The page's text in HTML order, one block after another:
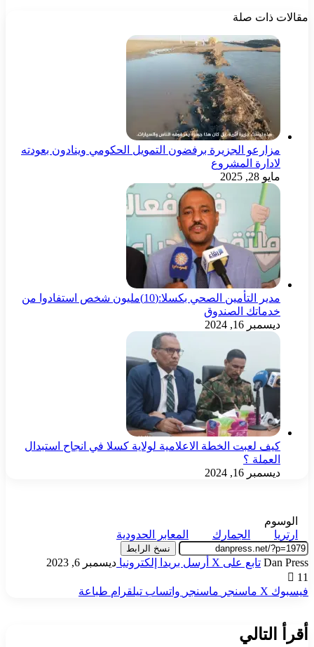
مقالات ذات صلة
مزارعو الجزيرة برفضون التمويل الحكومي وينادون بعودته
لادارة المشروع
مايو 28, 2025
مدير التأمين الصحي بكسلا:(10)مليون شخص استفادوا من
خدماتك الصندوق
ديسمبر 16, 2024
كيف لعبت الخطة الاعلامية لولاية كسلا في انجاح استبدال
العملة ؟
ديسمبر 16, 2024
الوسوم
ارتريا
الجمارك المعابر الحدودية
نسخ الرابط
Dan Press تابع على X أرسل بريدا إلكترونيا ديسمبر 6, 2023
11
فيسبوك ‫X ماسنجر ماسنجر واتساب تيلقرام طباعة
أقرأ التالي